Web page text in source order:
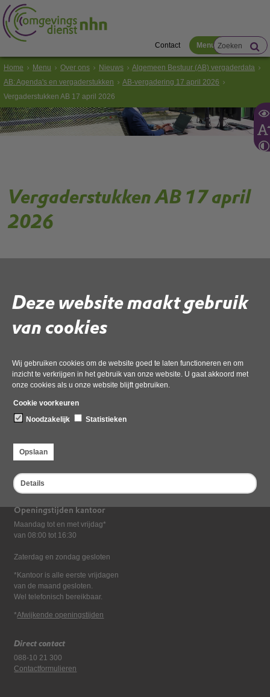
Deze website maakt gebruik
van cookies
Wij gebruiken cookies om de website goed te laten functioneren en om
inzicht te verkrijgen in het gebruik van onze website. U gaat akkoord met
onze cookies als u onze website blijft gebruiken.
Cookie voorkeuren
Noodzakelijk
Statistieken
Opslaan
Details
Contact Menu
Home Menu Over ons Nieuws
Algemeen Bestuur (AB) vergaderdata
AB: Agenda's en vergaderstukken
AB-vergadering 17 april 2026
Vergaderstukken AB 17 april 2026
Vergaderstukken AB 17 april
2026
Bezoekadres
Dampten 2, 1624 NR Hoorn
Postadres
Postbus 2095, 1620 EB Hoorn
Openingstijden kantoor
Maandag tot en met vrijdag*
van 08:00 tot 16:30
Zaterdag en zondag gesloten
*Kantoor is alle eerste vrijdagen
van de maand gesloten.
Wel telefonisch bereikbaar.
*Afwijkende openingstijden
Direct contact
088-10 21 300
Contactformulieren